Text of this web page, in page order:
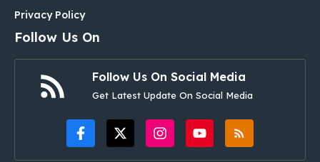
Privacy Policy
Follow Us On
Follow Us On Social Media
Get Latest Update On Social Media